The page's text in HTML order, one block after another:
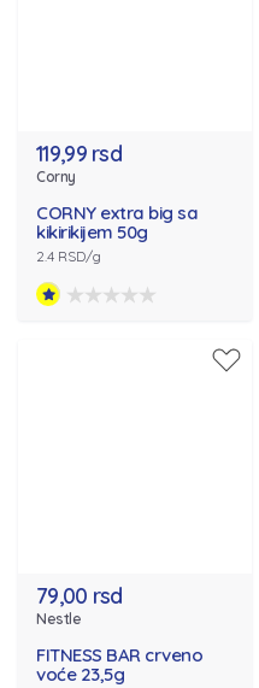
119,99 rsd
Corny
CORNY extra big sa
kikirikijem 50g
2.4 RSD/g
79,00 rsd
Nestle
FITNESS BAR crveno
voće 23,5g